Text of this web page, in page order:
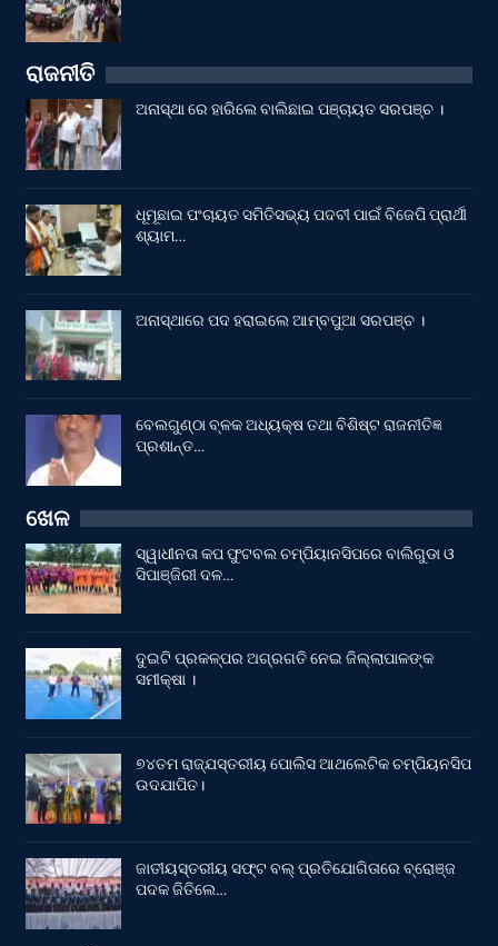
ରାଜନୀତି
ଅନାସ୍ଥା ରେ ହାରିଲେ ବାଲିଛାଇ ପଞ୍ଚାୟତ ସରପଞ୍ଚ ।
ଧୂମୂଛାଇ ପଂଚାୟତ ସମିତିସଭ୍ୟ ପଦବୀ ପାଇଁ ବିଜେପି ପ୍ରାର୍ଥୀ
ଶ୍ୟାମ…
ଅନାସ୍ଥାରେ ପଦ ହରାଇଲେ ଆମ୍ବପୁଆ ସରପଞ୍ଚ ।
ବେଲଗୁଣ୍ଠା ବ୍ଳକ ଅଧ୍ୟକ୍ଷ ତଥା ବିଶିଷ୍ଟ ରାଜନୀତିଜ୍ଞ
ପ୍ରଶାନ୍ତ…
ଖେଳ
ସ୍ୱାଧୀନତା କପ ଫୁଟବଲ ଚମ୍ପିୟାନସିପରେ ବାଲିଗୁଡା ଓ
ସିପାଞ୍ଜିରୀ ଦଳ…
ଦୁଇଟି ପ୍ରକଳ୍ପର ଅଗ୍ରଗତି ନେଇ ଜିଲ୍ଲାପାଳଙ୍କ
ସମୀକ୍ଷା ।
୭୪ତମ ରାଜ୍ଯସ୍ତରୀୟ ପୋଲିସ ଆଥଲେଟିକ ଚମ୍ପିୟନସିପ
ଉଦଯାପିତ।
ଜାତୀୟସ୍ତରୀୟ ସଫ୍ଟ ବଲ୍ ପ୍ରତିଯୋଗିତାରେ ବ୍ରୋଞ୍ଜ
ପଦକ ଜିତିଲେ…